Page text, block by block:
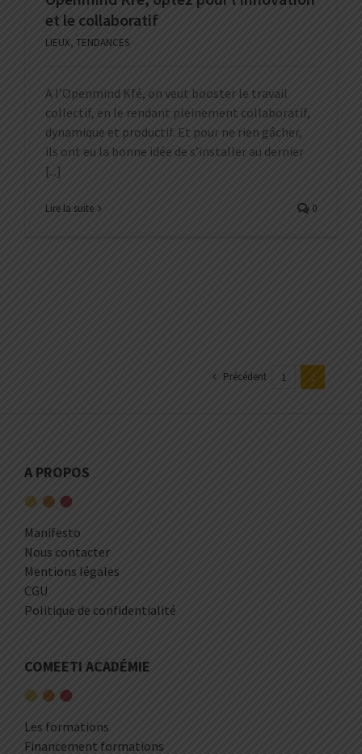
et le collaboratif
LIEUX, TENDANCES
A l’Openmind Kfé, on veut booster le travail
collectif, en le rendant pleinement collaboratif,
dynamique et productif. Et pour ne rien gâcher,
ils ont eu la bonne idée de s’installer au dernier
[...]
Lire la suite 0
Précédent 1 2
A PROPOS
Manifesto
Nous contacter
Mentions légales
CGU
Politique de confidentialité
COMEETI ACADÉMIE
Les formations
Financement formations